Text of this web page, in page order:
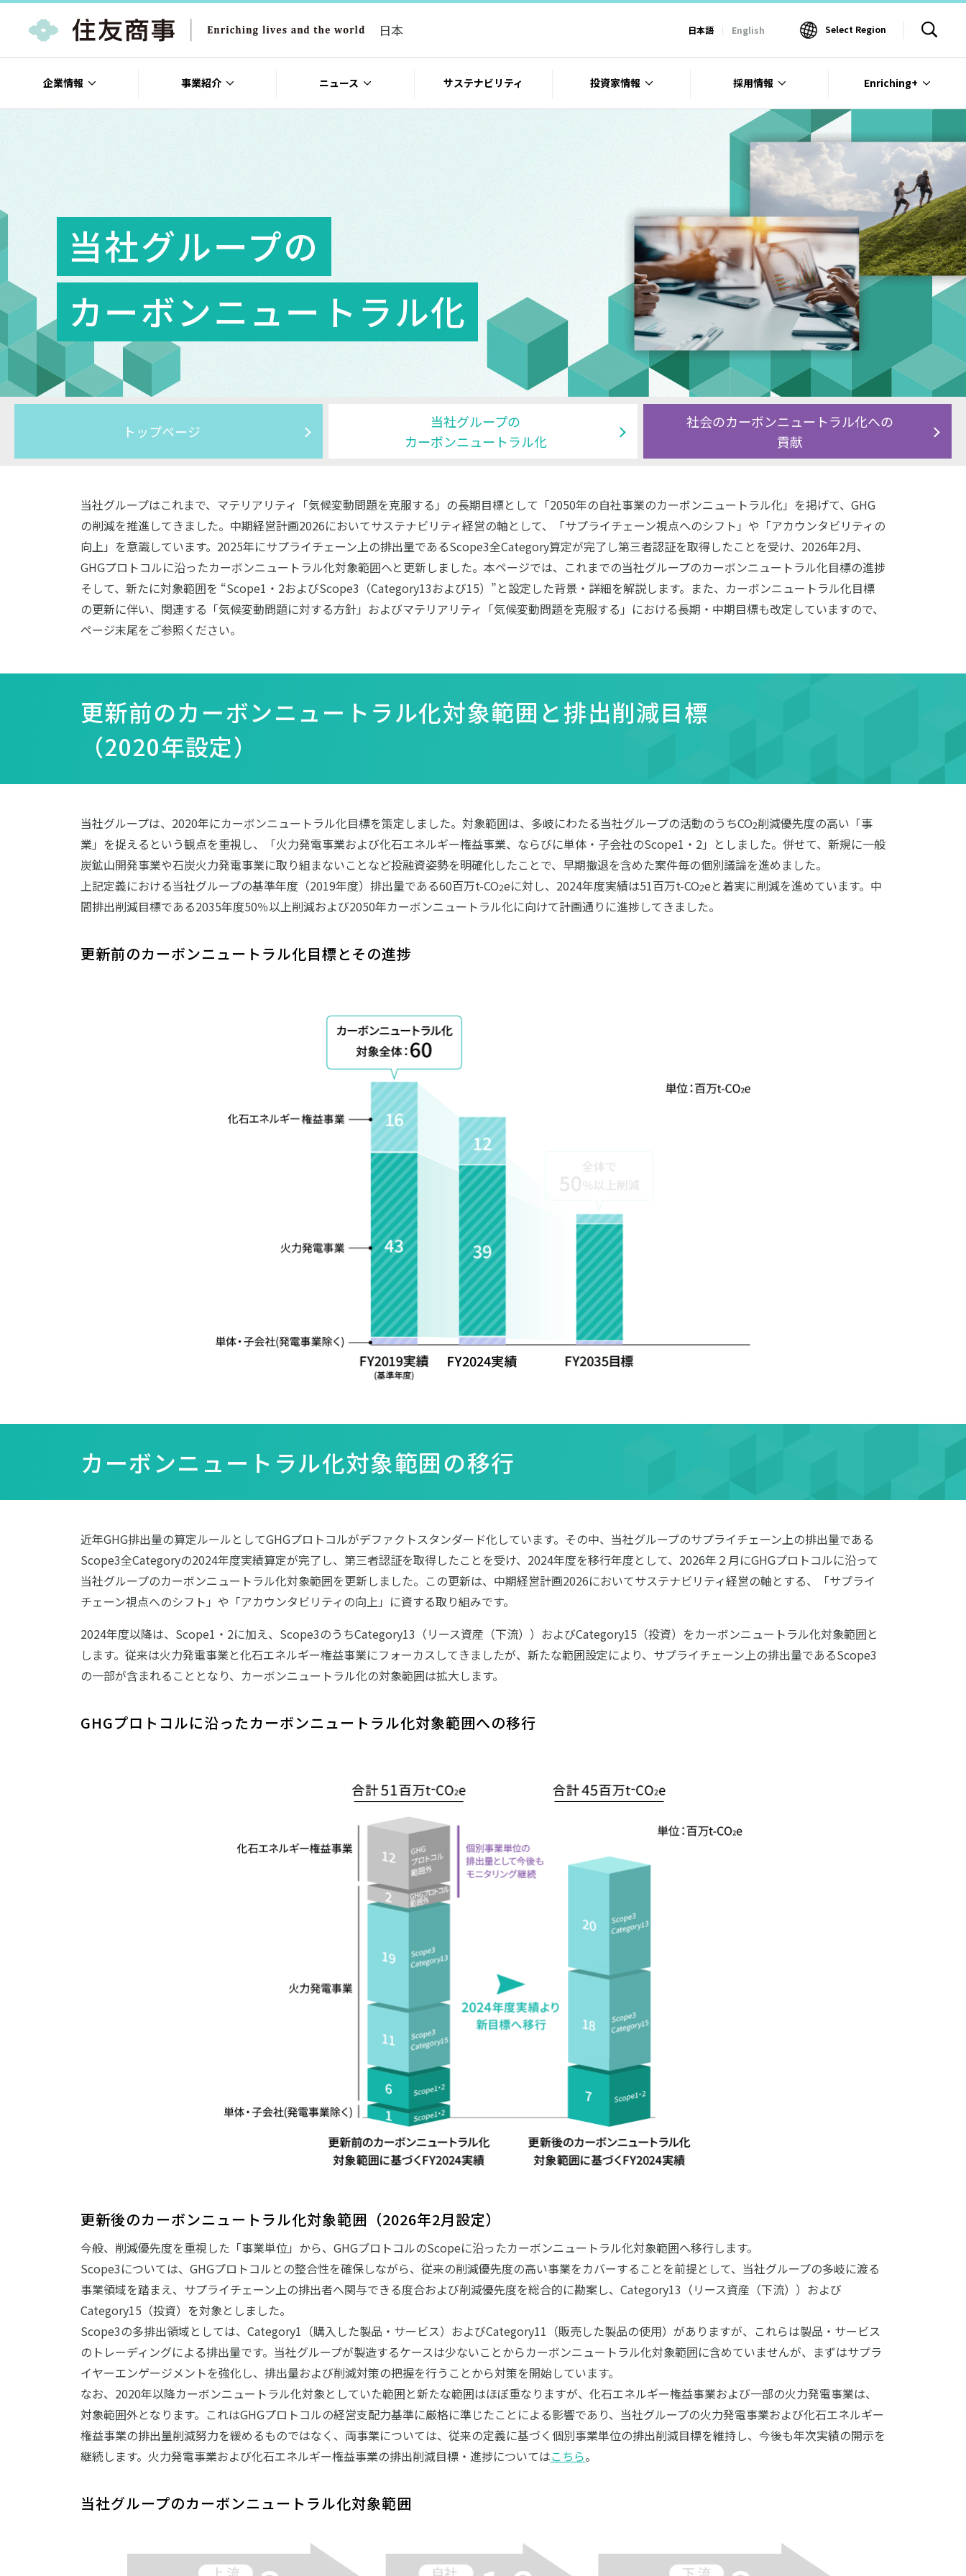
日本 日本語 English Select Region
企業情報 事業紹介 ニュース サステナビリティ 投資家情報 採用情報 Enriching+
当社グループの
カーボンニュートラル化
トップページ
当社グループの
カーボンニュートラル化
社会のカーボンニュートラル化への
貢献
当社グループはこれまで、マテリアリティ「気候変動問題を克服する」の長期目標として「2050年の自社事業のカーボンニュートラル化」を掲げて、GHG
の削減を推進してきました。中期経営計画2026においてサステナビリティ経営の軸として、「サプライチェーン視点へのシフト」や「アカウンタビリティの
向上」を意識しています。2025年にサプライチェーン上の排出量であるScope3全Category算定が完了し第三者認証を取得したことを受け、2026年2月、
GHGプロトコルに沿ったカーボンニュートラル化対象範囲へと更新しました。本ページでは、これまでの当社グループのカーボンニュートラル化目標の進捗
そして、新たに対象範囲を “Scope1・2およびScope3（Category13および15）”と設定した背景・詳細を解説します。また、カーボンニュートラル化目標
の更新に伴い、関連する「気候変動問題に対する方針」およびマテリアリティ「気候変動問題を克服する」における長期・中期目標も改定していますので、
ページ末尾をご参照ください。
更新前のカーボンニュートラル化対象範囲と排出削減目標
（2020年設定）
当社グループは、2020年にカーボンニュートラル化目標を策定しました。対象範囲は、多岐にわたる当社グループの活動のうちCO2削減優先度の高い「事
業」を捉えるという観点を重視し、「火力発電事業および化石エネルギー権益事業、ならびに単体・子会社のScope1・2」としました。併せて、新規に一般
炭鉱山開発事業や石炭火力発電事業に取り組まないことなど投融資姿勢を明確化したことで、早期撤退を含めた案件毎の個別議論を進めました。
上記定義における当社グループの基準年度（2019年度）排出量である60百万t-CO2eに対し、2024年度実績は51百万t-CO2eと着実に削減を進めています。中
間排出削減目標である2035年度50％以上削減および2050年カーボンニュートラル化に向けて計画通りに進捗してきました。
更新前のカーボンニュートラル化目標とその進捗
カーボンニュートラル化対象範囲の移行
近年GHG排出量の算定ルールとしてGHGプロトコルがデファクトスタンダード化しています。その中、当社グループのサプライチェーン上の排出量である
Scope3全Categoryの2024年度実績算定が完了し、第三者認証を取得したことを受け、2024年度を移行年度として、2026年２月にGHGプロトコルに沿って
当社グループのカーボンニュートラル化対象範囲を更新しました。この更新は、中期経営計画2026においてサステナビリティ経営の軸とする、「サプライ
チェーン視点へのシフト」や「アカウンタビリティの向上」に資する取り組みです。
2024年度以降は、Scope1・2に加え、Scope3のうちCategory13（リース資産（下流））およびCategory15（投資）をカーボンニュートラル化対象範囲と
します。従来は火力発電事業と化石エネルギー権益事業にフォーカスしてきましたが、新たな範囲設定により、サプライチェーン上の排出量であるScope3
の一部が含まれることとなり、カーボンニュートラル化の対象範囲は拡大します。
GHGプロトコルに沿ったカーボンニュートラル化対象範囲への移行
更新後のカーボンニュートラル化対象範囲（2026年2月設定）
今般、削減優先度を重視した「事業単位」から、GHGプロトコルのScopeに沿ったカーボンニュートラル化対象範囲へ移行します。
Scope3については、GHGプロトコルとの整合性を確保しながら、従来の削減優先度の高い事業をカバーすることを前提として、当社グループの多岐に渡る
事業領域を踏まえ、サプライチェーン上の排出者へ関与できる度合および削減優先度を総合的に勘案し、Category13（リース資産（下流））および
Category15（投資）を対象としました。
Scope3の多排出領域としては、Category1（購入した製品・サービス）およびCategory11（販売した製品の使用）がありますが、これらは製品・サービス
のトレーディングによる排出量です。当社グループが製造するケースは少ないことからカーボンニュートラル化対象範囲に含めていませんが、まずはサプラ
イヤーエンゲージメントを強化し、排出量および削減対策の把握を行うことから対策を開始しています。
なお、2020年以降カーボンニュートラル化対象としていた範囲と新たな範囲はほぼ重なりますが、化石エネルギー権益事業および一部の火力発電事業は、
対象範囲外となります。これはGHGプロトコルの経営支配力基準に厳格に準じたことによる影響であり、当社グループの火力発電事業および化石エネルギー
権益事業の排出量削減努力を緩めるものではなく、両事業については、従来の定義に基づく個別事業単位の排出削減目標を維持し、今後も年次実績の開示を
継続します。火力発電事業および化石エネルギー権益事業の排出削減目標・進捗についてはこちら。
当社グループのカーボンニュートラル化対象範囲